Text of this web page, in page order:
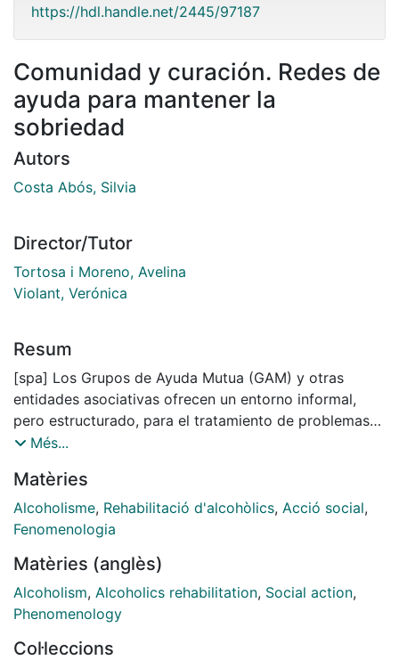
https://hdl.handle.net/2445/97187
Comunidad y curación. Redes de
ayuda para mantener la
sobriedad
Autors
Costa Abós, Silvia
Director/Tutor
Tortosa i Moreno, Avelina
Violant, Verónica
Resum
[spa] Los Grupos de Ayuda Mutua (GAM) y otras
entidades asociativas ofrecen un entorno informal,
pero estructurado, para el tratamiento de problemas
de salud se encuentran entre el ámbito institucional y
enfermedad crónica, una situación traumática que le
obliga a cambiar su forma de vida de manera
involuntaria o aquellos que dependen de sustancias
mutua. Muchas de estas comunidades surgen como
respuesta a situaciones que conllevan alguna forma de
estigma, se relacionan con fenómenos marginales,
hecho de que sean grupos en los que la ayuda
Més...
Matèries
Alcoholisme, Rehabilitació d'alcohòlics, Acció social,
Fenomenologia
Matèries (anglès)
Alcoholism, Alcoholics rehabilitation, Social action,
Phenomenology
Col·leccions